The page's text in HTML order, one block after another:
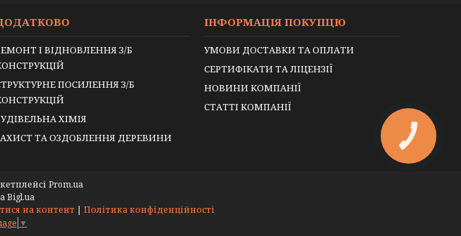
І ВІДНОВЛЕННЯ З/Б
ПОСИЛЕННЯ З/Б
ХІМІЯ
ТА ОЗДОБЛЕННЯ ДЕРЕВИНИ
ІНФОРМАЦІЯ ПОКУПЦЮ
УМОВИ ДОСТАВКИ ТА ОПЛАТИ
СЕРТИФІКАТИ ТА ЛІЦЕНЗІЇ
НОВИНИ КОМПАНІЇ
СТАТТІ КОМПАНІЇ
Prom.ua
Bigl.ua
на контент | Політика конфіденційності
▼
КНОПКА
ЗВ'ЯЗКУ